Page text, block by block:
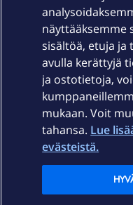
Laitteet & liittymät
Palvelut
Ajankohtaista
näyttääksemme
sisältöä, etuja ja
avulla kerättyjä
ja ostotietoja,
mukaan. Voit
tahansa. Lue
evästeistä.